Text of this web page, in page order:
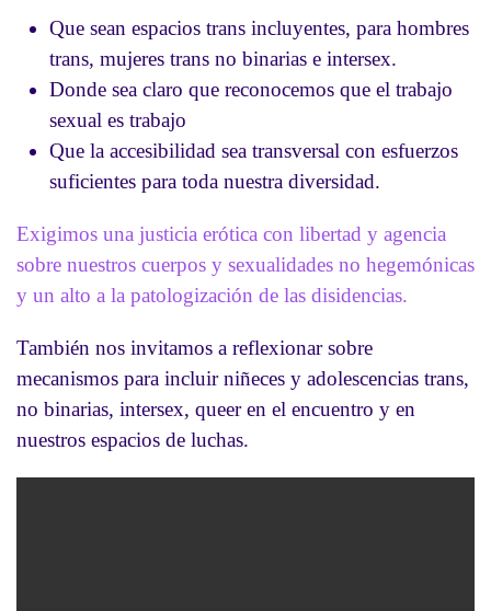
Que sean espacios trans incluyentes, para hombres
trans, mujeres trans no binarias e intersex.
Donde sea claro que reconocemos que el trabajo
sexual es trabajo
Que la accesibilidad sea transversal con esfuerzos
suficientes para toda nuestra diversidad.
Exigimos una justicia erótica con libertad y agencia
sobre nuestros cuerpos y sexualidades no hegemónicas
y un alto a la patologización de las disidencias.
También nos invitamos a reflexionar sobre
mecanismos para incluir niñeces y adolescencias trans,
no binarias, intersex, queer en el encuentro y en
nuestros espacios de luchas.